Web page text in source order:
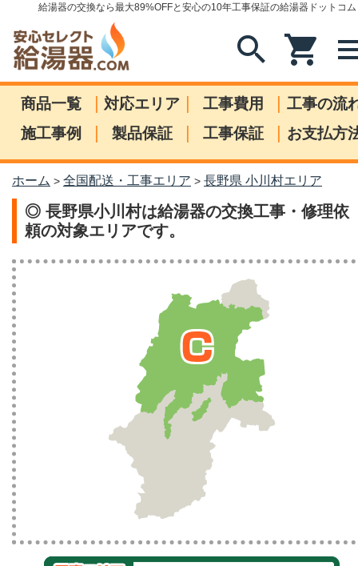
給湯器の交換なら最大89%OFFと安心の10年工事保証の給湯器ドットコム
search shopping_cart
商品一覧 | 対応エリア | 工事費用 | 工事の流
施工事例
| 製品保証 | 工事保証 | お支払方
ホーム > 全国配送・工事エリア > 長野県 小川村エリア
◎ 長野県小川村は給湯器の交換工事・修理依
頼の対象エリアです。